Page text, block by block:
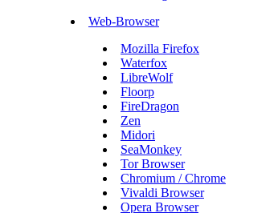
Web-Browser
Mozilla Firefox
Waterfox
LibreWolf
Floorp
FireDragon
Zen
Midori
SeaMonkey
Tor Browser
Chromium / Chrome
Vivaldi Browser
Opera Browser